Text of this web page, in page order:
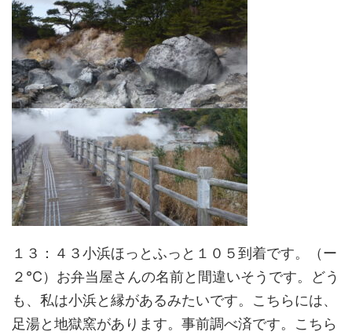
１３：４３小浜ほっとふっと１０５到着です。（ー
２℃）お弁当屋さんの名前と間違いそうです。どう
も、私は小浜と縁があるみたいです。こちらには、
足湯と地獄窯があります。事前調べ済です。こちら